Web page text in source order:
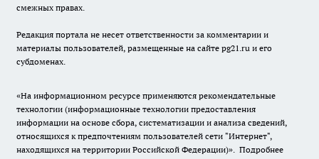
смежных правах.
Редакция портала не несет ответственности за комментарии и
материалы пользователей, размещенные на сайте pg21.ru и его
субдоменах.
«На информационном ресурсе применяются рекомендательные
технологии (информационные технологии предоставления
информации на основе сбора, систематизации и анализа сведений,
относящихся к предпочтениям пользователей сети "Интернет",
находящихся на территории Российской Федерации)». Подробнее